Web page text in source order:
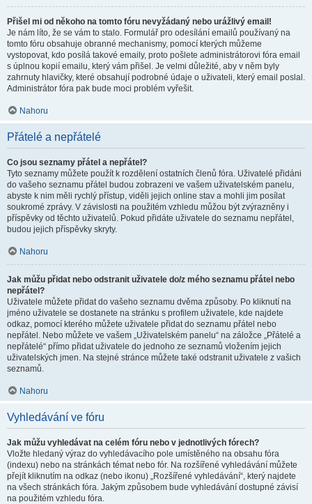
Přišel mi od někoho na tomto fóru nevyžádaný nebo urážlivý email!
Je nám líto, že se vám to stalo. Formulář pro odesílání emailů používaný na
tomto fóru obsahuje obranné mechanismy, pomocí kterých můžeme
vystopovat, kdo posílá takové emaily, proto pošlete administrátorovi fóra email
s úplnou kopií emailu, který vám přišel. Je velmi důležité, aby v něm byly
zahrnuty hlavičky, které obsahují podrobné údaje o uživateli, který email poslal.
Administrátor fóra pak bude moci problém vyřešit.
Nahoru
Přátelé a nepřátelé
Co jsou seznamy přátel a nepřátel?
Tyto seznamy můžete použít k rozdělení ostatních členů fóra. Uživatelé přidáni
do vašeho seznamu přátel budou zobrazeni ve vašem uživatelském panelu,
abyste k nim měli rychlý přístup, viděli jejich online stav a mohli jim posílat
soukromé zprávy. V závislosti na použitém vzhledu můžou být zvýrazněny i
příspěvky od těchto uživatelů. Pokud přidáte uživatele do seznamu nepřátel,
budou jejich příspěvky skryty.
Nahoru
Jak můžu přidat nebo odstranit uživatele do/z mého seznamu přátel nebo
nepřátel?
Uživatele můžete přidat do vašeho seznamu dvěma způsoby. Po kliknutí na
jméno uživatele se dostanete na stránku s profilem uživatele, kde najdete
odkaz, pomocí kterého můžete uživatele přidat do seznamu přátel nebo
nepřátel. Nebo můžete ve vašem „Uživatelském panelu“ na záložce „Přátelé a
nepřátelé“ přímo přidat uživatele do jednoho ze seznamů vložením jejich
uživatelských jmen. Na stejné stránce můžete také odstranit uživatele z vašich
seznamů.
Nahoru
Vyhledávání ve fóru
Jak můžu vyhledávat na celém fóru nebo v jednotlivých fórech?
Vložte hledaný výraz do vyhledávacího pole umístěného na obsahu fóra
(indexu) nebo na stránkách témat nebo fór. Na rozšířené vyhledávání můžete
přejít kliknutím na odkaz (nebo ikonu) „Rozšířené vyhledávání“, který najdete
na všech stránkách fóra. Jakým způsobem bude vyhledávání dostupné závisí
na použitém vzhledu fóra.